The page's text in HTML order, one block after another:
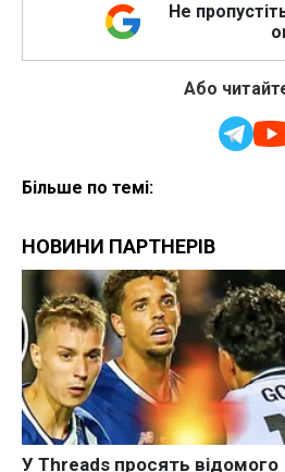
Не
Або
Більше по темі: